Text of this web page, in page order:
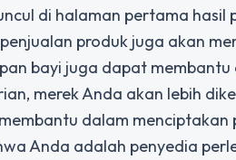
di halaman pertama hasil
produk juga akan
bayi juga dapat membantu
merek Anda akan lebih
dalam menciptakan
Anda adalah penyedia